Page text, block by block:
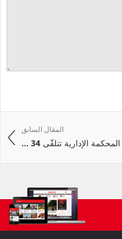
المقال السابق
المحكمة الإدارية تتلقّى 34 ...